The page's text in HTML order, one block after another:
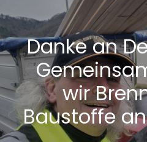
Danke an
wir
Baustoffe